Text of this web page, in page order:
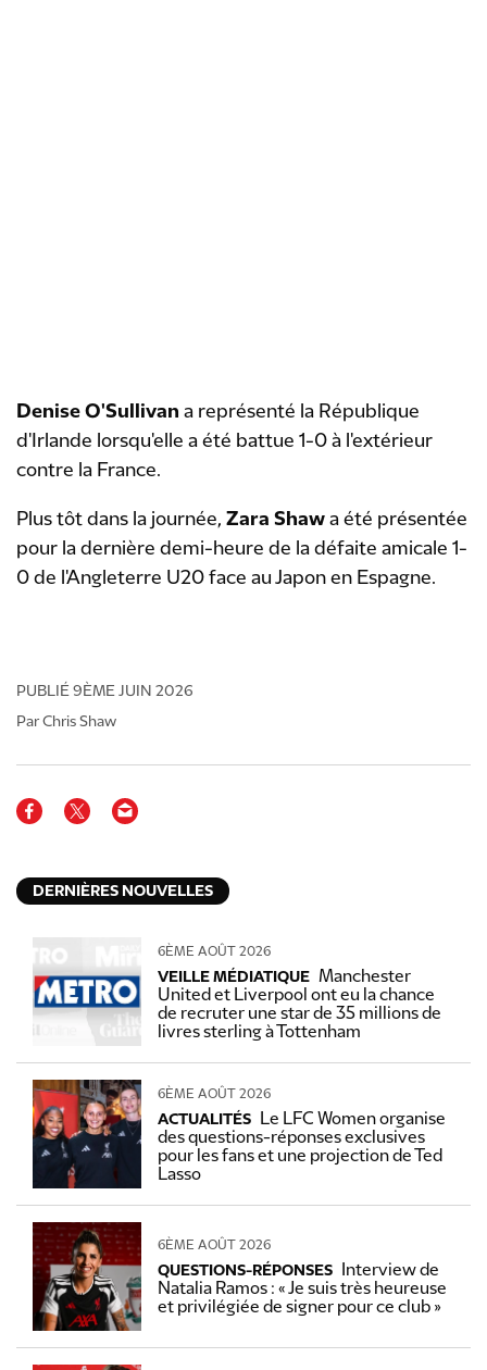
Denise O'Sullivan a représenté la République
d'Irlande lorsqu'elle a été battue 1-0 à l'extérieur
contre la France.
Plus tôt dans la journée, Zara Shaw a été présentée
pour la dernière demi-heure de la défaite amicale 1-
0 de l'Angleterre U20 face au Japon en Espagne.
PUBLIÉ 9ÈME JUIN 2026
Par Chris Shaw
DERNIÈRES NOUVELLES
6ÈME AOÛT 2026
VEILLE MÉDIATIQUE Manchester
United et Liverpool ont eu la chance
de recruter une star de 35 millions de
livres sterling à Tottenham
6ÈME AOÛT 2026
ACTUALITÉS
Le LFC Women organise
des questions-réponses exclusives
pour les fans et une projection de Ted
Lasso
6ÈME AOÛT 2026
QUESTIONS-RÉPONSES
Interview de
Natalia Ramos : « Je suis très heureuse
et privilégiée de signer pour ce club »